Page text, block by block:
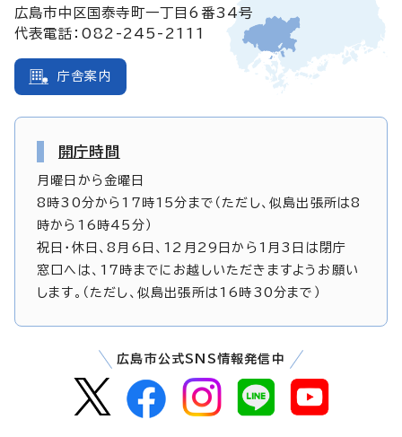
広島市中区国泰寺町一丁目6番34号
代表電話：082-245-2111
庁舎案内
開庁時間
月曜日から金曜日
8時30分から17時15分まで（ただし、似島出張所は8
時から16時45分）
祝日・休日、8月6日、12月29日から1月3日は閉庁
窓口へは、17時までにお越しいただきますようお願い
します。（ただし、似島出張所は16時30分まで）
広島市公式SNS情報発信中